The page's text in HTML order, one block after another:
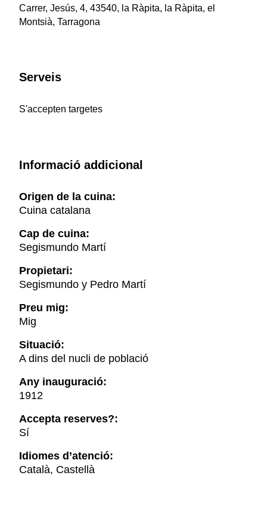
Carrer, Jesús, 4, 43540, la Ràpita, la Ràpita, el
Montsià, Tarragona
Serveis
S'accepten targetes
Informació addicional
Origen de la cuina:
Cuina catalana
Cap de cuina:
Segismundo Martí
Propietari:
Segismundo y Pedro Martí
Preu mig:
Mig
Situació:
A dins del nucli de població
Any inauguració:
1912
Accepta reserves?:
Sí
Idiomes d’atenció:
Català, Castellà